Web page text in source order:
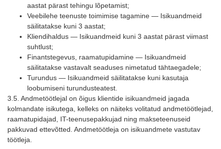
aastat pärast tehingu lõpetamist;
Veebilehe teenuste toimimise tagamine — Isikuandmeid
säilitatakse kuni 3 aastat;
Kliendihaldus — Isikuandmeid kuni 3 aastat pärast viimast
suhtlust;
Finantstegevus, raamatupidamine — Isikuandmeid
säilitatakse vastavalt seaduses nimetatud tähtaegadele;
Turundus — Isikuandmeid säilitatakse kuni kasutaja
loobumiseni turundusteatest.
3.5. Andmetöötlejal on õigus klientide isikuandmeid jagada
kolmandate isikutega, kelleks on näiteks volitatud andmetöötlejad,
raamatupidajad, IT-teenusepakkujad ning makseteenuseid
pakkuvad ettevõtted. Andmetöötleja on isikuandmete vastutav
töötleja.